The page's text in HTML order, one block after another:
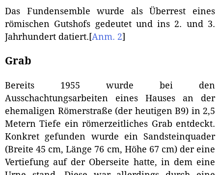
Das Fundensemble wurde als Überrest eines
römischen Gutshofs gedeutet und ins 2. und 3.
Jahrhundert datiert. [Anm. 2]
Grab
Bereits 1955 wurde bei den
Ausschachtungsarbeiten eines Hauses an der
ehemaligen Römerstraße (der heutigen B9) in 2,5
Metern Tiefe ein römerzeitliches Grab entdeckt.
Konkret gefunden wurde ein Sandsteinquader
(Breite 45 cm, Länge 76 cm, Höhe 67 cm) der eine
Vertiefung auf der Oberseite hatte, in dem eine